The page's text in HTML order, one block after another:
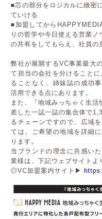
■芯の部分をロジカルに緻密
ていける
■加盟してから
りの哲学や今日使える営業ノ
の共有をしてもらえ、社員の
弊社が展開するVC事業最大
て担当の会社を分けること
ることなく、姉妹誌の成功
活用できる点にあります。
また、『地域みっちゃく生
差した一誌一誌の集合体で
るチェーンですので、広域
ては、ご希望の地域を詳細
ります。
当ブランドの理念に共感い
業様は、下記ウェブサイトよ
◎VC加盟案内サイト▶